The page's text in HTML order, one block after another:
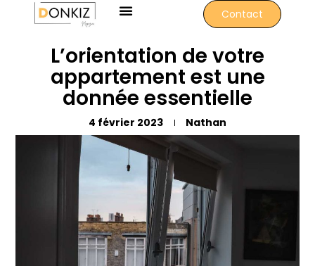
Contact
L’orientation de votre
appartement est une
donnée essentielle
4 février 2023 Nathan